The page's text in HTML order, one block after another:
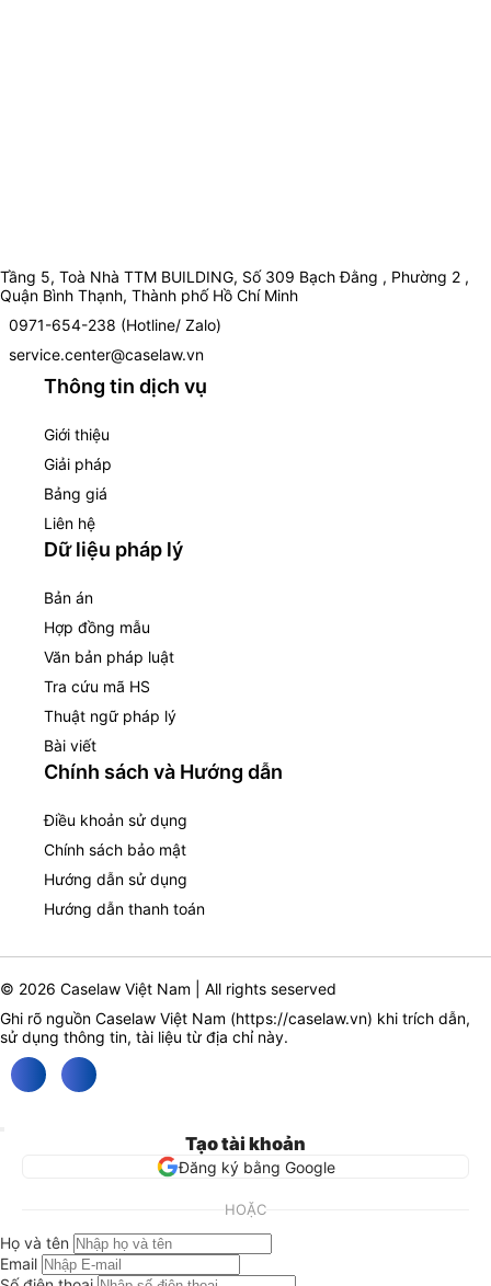
Tầng 5, Toà Nhà TTM BUILDING, Số 309 Bạch Đằng , Phường 2 ,
Quận Bình Thạnh, Thành phố Hồ Chí Minh
0971-654-238 (Hotline/ Zalo)
service.center@caselaw.vn
Thông tin dịch vụ
Giới thiệu
Giải pháp
Bảng giá
Liên hệ
Dữ liệu pháp lý
Bản án
Hợp đồng mẫu
Văn bản pháp luật
Tra cứu mã HS
Thuật ngữ pháp lý
Bài viết
Chính sách và Hướng dẫn
Điều khoản sử dụng
Chính sách bảo mật
Hướng dẫn sử dụng
Hướng dẫn thanh toán
© 2026 Caselaw Việt Nam | All rights seserved
Ghi rõ nguồn Caselaw Việt Nam (https://caselaw.vn) khi trích dẫn,
sử dụng thông tin, tài liệu từ địa chỉ này.
Tạo tài khoản
Đăng ký bằng Google
HOẶC
Họ và tên
Email